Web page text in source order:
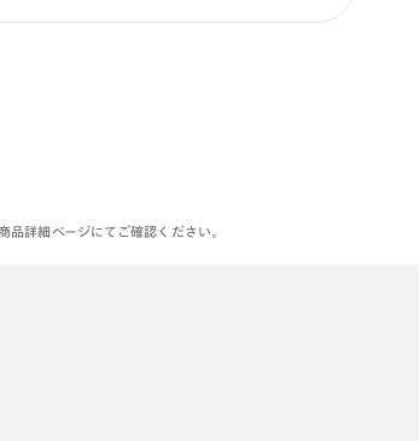
詳細ページにてご確認ください。